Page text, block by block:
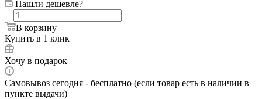
Нашли дешевле?
В корзину
Купить в 1 клик
Хочу в подарок
Самовывоз сегодня - бесплатно (если товар есть в наличии в
пункте выдачи)